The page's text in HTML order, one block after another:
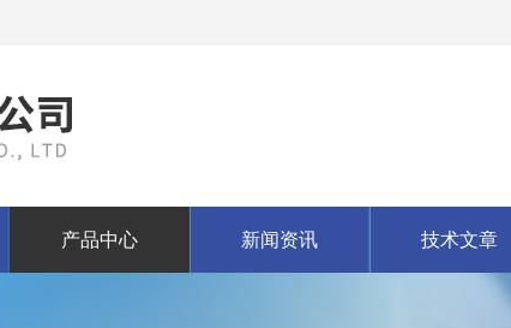
产品中心 新闻资讯 技术文章